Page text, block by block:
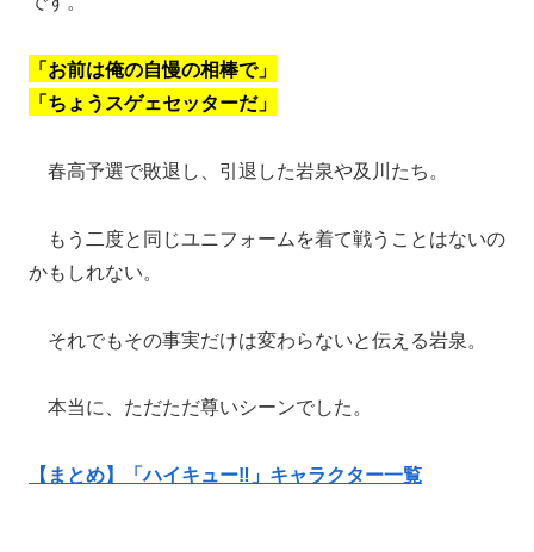
「お前は俺の自慢の相棒で」
「ちょうスゲェセッターだ」
春高予選で敗退し、引退した岩泉や及川たち。
もう二度と同じユニフォームを着て戦うことはないの
かもしれない。
それでもその事実だけは変わらないと伝える岩泉。
本当に、ただただ尊いシーンでした。
【まとめ】「ハイキュー‼」キャラクター一覧